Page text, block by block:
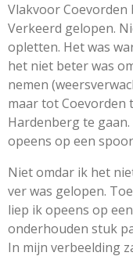
Vlakvoor Coevorden
Verkeerd gelopen.
opletten. Het was
het niet beter was
nemen
maar tot Coevorden
Hardenberg te
opeens op een
Niet omdar ik het
ver was gelopen.
liep ik opeens op
onderhouden stuk
In mijn verbeelding